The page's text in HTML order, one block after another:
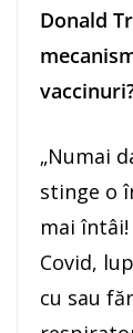
Donald
„Numai
stinge o
mai
Covid,
cu sau